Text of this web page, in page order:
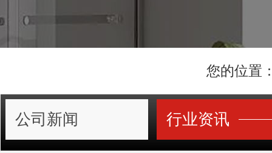
您的位置
公司新闻 行业资讯